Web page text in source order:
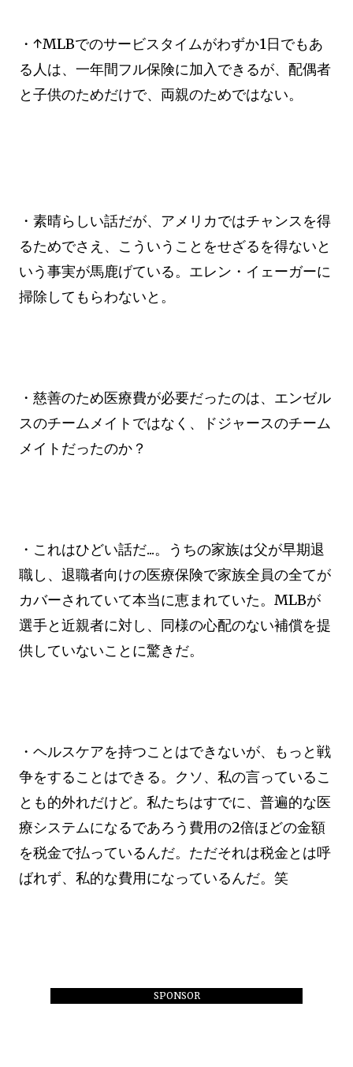
SPONSOR
・↑MLBでのサービスタイムがわずか1日でもあ
る人は、一年間フル保険に加入できるが、配偶者
と子供のためだけで、両親のためではない。
・素晴らしい話だが、アメリカではチャンスを得
るためでさえ、こういうことをせざるを得ないと
いう事実が馬鹿げている。エレン・イェーガーに
掃除してもらわないと。
・慈善のため医療費が必要だったのは、エンゼル
スのチームメイトではなく、ドジャースのチーム
メイトだったのか？
・これはひどい話だ...。うちの家族は父が早期退
職し、退職者向けの医療保険で家族全員の全てが
カバーされていて本当に恵まれていた。MLBが
選手と近親者に対し、同様の心配のない補償を提
供していないことに驚きだ。
・ヘルスケアを持つことはできないが、もっと戦
争をすることはできる。クソ、私の言っているこ
とも的外れだけど。私たちはすでに、普遍的な医
療システムになるであろう費用の2倍ほどの金額
を税金で払っているんだ。ただそれは税金とは呼
ばれず、私的な費用になっているんだ。笑